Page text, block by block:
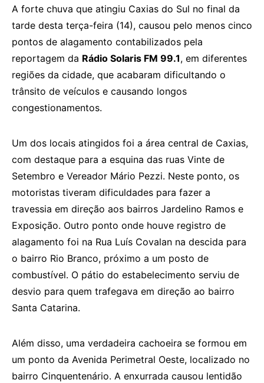
A forte chuva que atingiu Caxias do Sul no final da
tarde desta terça-feira (14), causou pelo menos cinco
pontos de alagamento contabilizados pela
reportagem da Rádio Solaris FM 99.1, em diferentes
regiões da cidade, que acabaram dificultando o
trânsito de veículos e causando longos
congestionamentos.
Um dos locais atingidos foi a área central de Caxias,
com destaque para a esquina das ruas Vinte de
Setembro e Vereador Mário Pezzi. Neste ponto, os
motoristas tiveram dificuldades para fazer a
travessia em direção aos bairros Jardelino Ramos e
Exposição. Outro ponto onde houve registro de
alagamento foi na Rua Luís Covalan na descida para
o bairro Rio Branco, próximo a um posto de
combustível. O pátio do estabelecimento serviu de
desvio para quem trafegava em direção ao bairro
Santa Catarina.
Além disso, uma verdadeira cachoeira se formou em
um ponto da Avenida Perimetral Oeste, localizado no
bairro Cinquentenário. A enxurrada causou lentidão